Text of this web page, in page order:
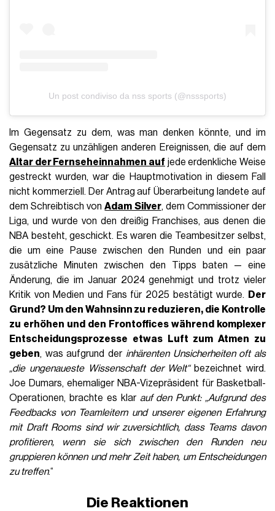
Un post condiviso da nss sports (@nsssports)
Im Gegensatz zu dem, was man denken könnte, und im
Gegensatz zu unzähligen anderen Ereignissen, die auf dem
Altar der Fernseheinnahmen auf jede erdenkliche Weise
gestreckt wurden, war die Hauptmotivation in diesem Fall
nicht kommerziell. Der Antrag auf Überarbeitung landete auf
dem Schreibtisch vonAdam Silver, dem Commissioner der
Liga, und wurde von den dreißig Franchises, aus denen die
NBA besteht, geschickt. Es waren die Teambesitzer selbst,
die um eine Pause zwischen den Runden und ein paar
zusätzliche Minuten zwischen den Tipps baten — eine
Änderung, die im Januar 2024 genehmigt und trotz vieler
Kritik von Medien und Fans für 2025 bestätigt wurde.
Der
Grund? Um den Wahnsinn zu reduzieren, die Kontrolle
zu erhöhen und den Frontoffices während komplexer
Entscheidungsprozesse etwas Luft zum Atmen zu
geben, was aufgrund der inhärenten Unsicherheiten oft als
„die ungenaueste Wissenschaft der Welt“bezeichnet wird.
Joe Dumars, ehemaliger NBA-Vizepräsident für Basketball-
Operationen, brachte es klar auf den Punkt: „Aufgrund des
Feedbacks von Teamleitern und unserer eigenen Erfahrung
mit Draft Rooms sind wir zuversichtlich, dass Teams davon
profitieren, wenn sie sich zwischen den Runden neu
gruppieren können und mehr Zeit haben, um Entscheidungen
zu treffen.“
Die Reaktionen